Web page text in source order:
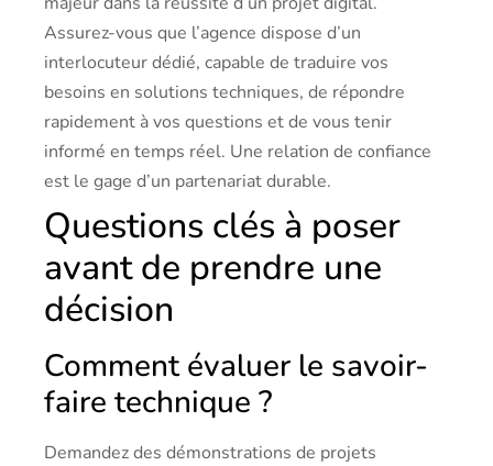
Assurez-vous que l’agence dispose d’un
interlocuteur dédié, capable de traduire vos
besoins en solutions techniques, de répondre
rapidement à vos questions et de vous tenir
informé en temps réel. Une relation de confiance
est le gage d’un partenariat durable.
Questions clés à poser
avant de prendre une
décision
Comment évaluer le savoir-
faire technique ?
Demandez des démonstrations de projets